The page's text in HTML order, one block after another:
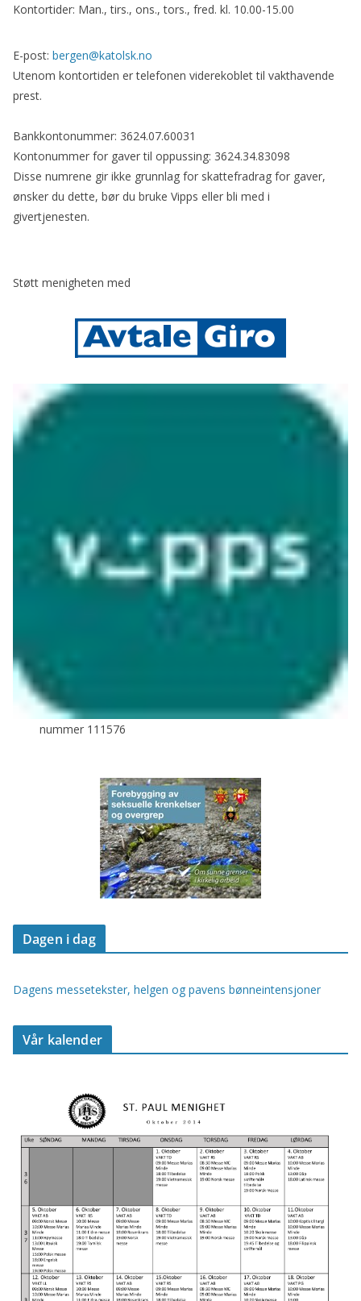
Kontortider: Man., tirs., ons., tors., fred. kl. 10.00-15.00
E-post: bergen@katolsk.no
Utenom kontortiden er telefonen viderekoblet til vakthavende
prest.
Bankkontonummer: 3624.07.60031
Kontonummer for gaver til oppussing: 3624.34.83098
Disse numrene gir ikke grunnlag for skattefradrag for gaver,
ønsker du dette, bør du bruke Vipps eller bli med i
givertjenesten.
Støtt menigheten med
nummer 111576
Dagen i dag
Dagens messetekster, helgen og pavens bønneintensjoner
Vår kalender